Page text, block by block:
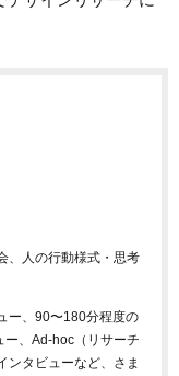
、人の行動様式・思考
ー、90〜180分程度の
ー、Ad-hoc（リサーチ
ンタビューなど、さま